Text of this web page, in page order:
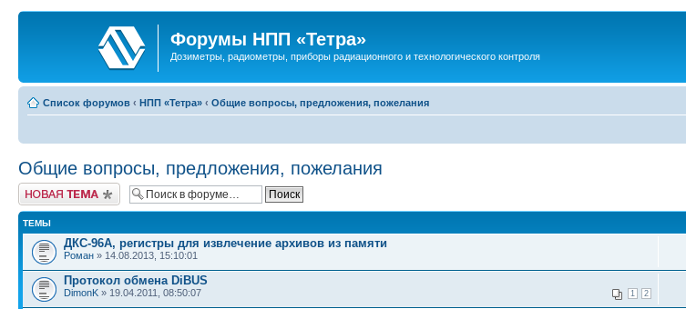
Форумы НПП «Тетра»
Дозиметры, радиометры, приборы радиационного и технологического контроля
Список форумов ‹ НПП «Тетра» ‹ Общие вопросы, предложения, пожелания
Общие вопросы, предложения, пожелания
Новая тема
ТЕМЫ
ДКС-96А, регистры для извлечение архивов из памяти
Роман » 14.08.2013, 15:10:01
Протокол обмена DiBUS
1 2
DimonK » 19.04.2011, 08:50:07